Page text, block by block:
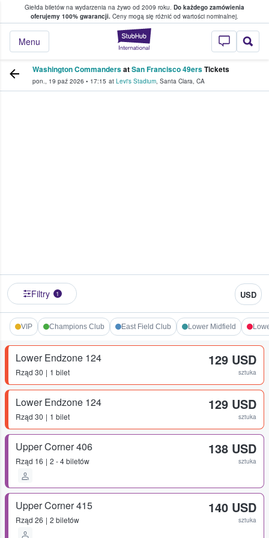
Giełda biletów na wydarzenia na żywo od 2009 roku. Do każdego zamówienia
oferujemy 100% gwarancji. Ceny mogą się różnić od wartości nominalnej.
StubHub —
Menu
w którym fani i kibice kupują i
Washington CommandersatSan Francisco 49ersTickets
pon., 19 paź 2026 • 17:15 at Levi's Stadium, Santa Clara, CA
Filtry 1 USD
VIP Champions Club East Field Club Lower Midfield
Lower Endzone 124
Rząd 30 1 bilet
129 USD
sztuka
Lower Endzone 124
Rząd 30 1 bilet
129 USD
sztuka
Upper Corner 406
Rząd 16 2 - 4 biletów
138 USD
sztuka
Upper Corner 415
Rząd 26 2 biletów
140 USD
sztuka